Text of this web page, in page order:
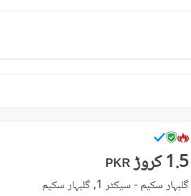
PKR 1.5 کروڑ
گلبہار سکیم - سیکٹر 1, گلبہار سکیم